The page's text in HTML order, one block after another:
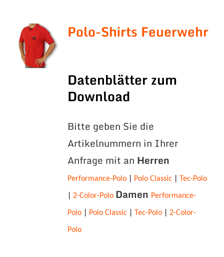
Polo-Shirts Feuerwehr
Datenblätter zum
Download
Bitte geben Sie die
Artikelnummern in Ihrer
Anfrage mit an Herren
Performance-Polo| Polo Classic| Tec-Polo
2-Color-Polo Damen Performance-
Polo| Polo Classic| Tec-Polo| 2-Color-
Polo